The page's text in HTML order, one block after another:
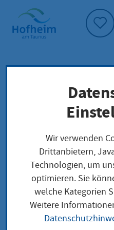
Startseite"
Lokale Anliegen
Sie können Ihren
Wir verwenden
Drittanbietern,
Technologien, um
optimieren. Sie
welche Kategorien
Weitere